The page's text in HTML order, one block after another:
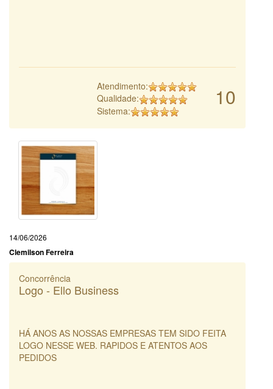
10
Atendimento:
Qualidade:
Sistema:
14/06/2026
Clemilson Ferreira
Concorrência
Logo - Ello Business
HÁ ANOS AS NOSSAS EMPRESAS TEM SIDO FEITA
LOGO NESSE WEB. RAPIDOS E ATENTOS AOS
PEDIDOS